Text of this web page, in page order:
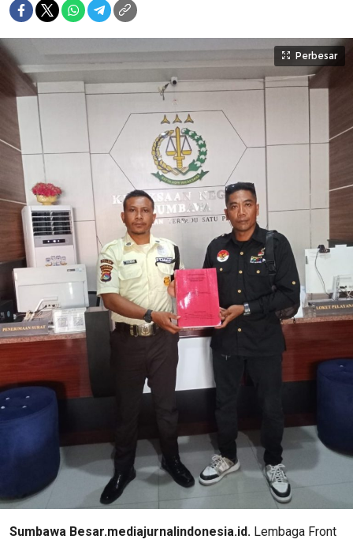
Perbesar
Sumbawa Besar.mediajurnalindonesia.id. Lembaga Front